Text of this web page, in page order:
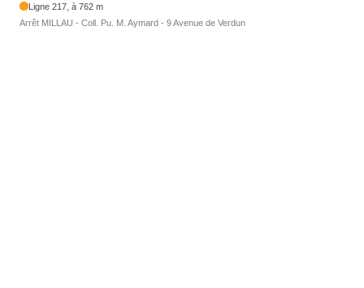
Ligne 217, à 762 m
Arrêt MILLAU - Coll. Pu. M. Aymard - 9 Avenue de Verdun